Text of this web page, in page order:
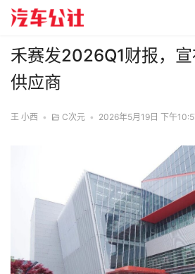
禾赛发2026Q1财报，
供应商
王 小西 • C次元 • 2026年5月19日 下午